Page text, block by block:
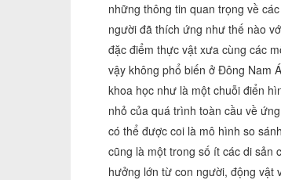
những thông tin quan trọng về
người đã thích ứng như thế nào
đặc điểm thực vật xưa cùng các
vậy không phổ biến ở Đông Nam
khoa học như là một chuỗi điển
nhỏ của quá trình toàn cầu về
có thể được coi là mô hình so
cũng là một trong số ít các di sản
hưởng lớn từ con người, động vật